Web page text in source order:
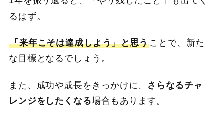
るはず。
「来年こそは達成しよう」と思うことで、新た
な目標となるでしょう。
また、成功や成長をきっかけに、 さらなるチャ
レンジをしたくなる場合もあります。